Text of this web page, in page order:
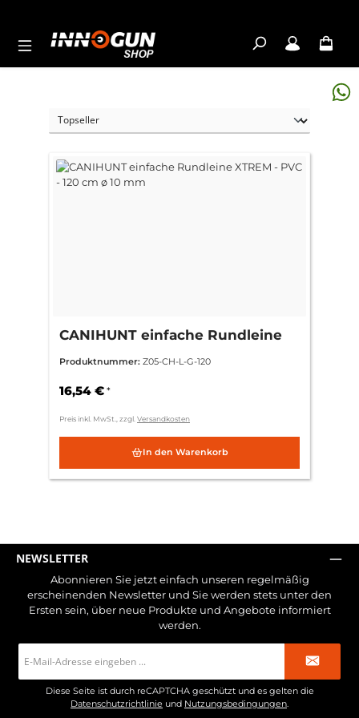
CANIHUNT einfache Rundleine
Produktnummer: Z05-CH-L-G-120
16,54 € *
Preis inkl. MwSt., zzgl. Versandkosten
In den Warenkorb
NEWSLETTER
Abonnieren Sie jetzt einfach unseren regelmäßig
erscheinenden Newsletter und Sie werden stets unter den
Ersten sein, über neue Produkte und Angebote informiert
werden.
Mail-
Adresse
Diese Seite ist durch reCAPTCHA geschützt und es gelten die
Datenschutzrichtlinie und Nutzungsbedingungen